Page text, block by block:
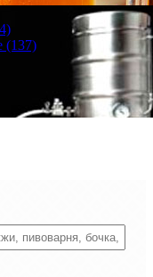
(137)